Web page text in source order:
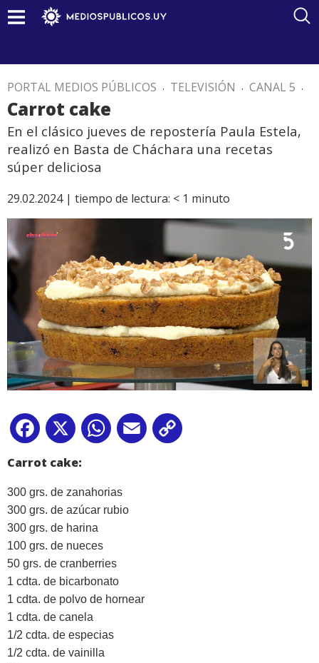
PORTAL MEDIOS PÚBLICOS . TELEVISIÓN . CANAL 5 .
Carrot cake
En el clásico jueves de repostería Paula Estela,
realizó en Basta de Cháchara una recetas
súper deliciosa
29.02.2024 | tiempo de lectura: < 1 minuto
Facebook
X WhatsApp
Email
Carrot cake:
300 grs. de zanahorias
300 grs. de azúcar rubio
300 grs. de harina
100 grs. de nueces
50 grs. de cranberries
1 cdta. de bicarbonato
1 cdta. de polvo de hornear
1 cdta. de canela
1/2 cdta. de especias
1/2 cdta. de vainilla